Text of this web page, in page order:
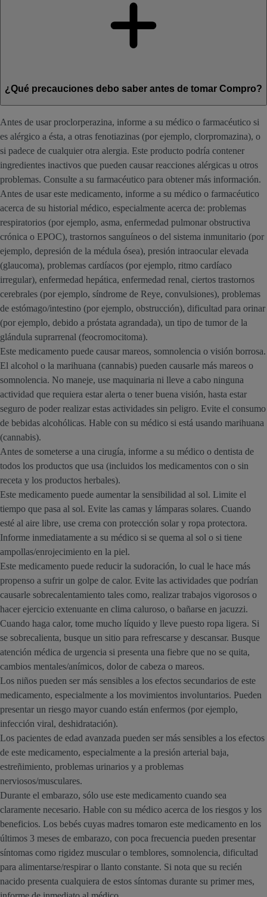
¿Qué precauciones debo saber antes de tomar Compro?
Antes de usar proclorperazina, informe a su médico o farmacéutico si
es alérgico a ésta, a otras fenotiazinas (por ejemplo, clorpromazina), o
si padece de cualquier otra alergia. Este producto podría contener
ingredientes inactivos que pueden causar reacciones alérgicas u otros
problemas. Consulte a su farmacéutico para obtener más información.
Antes de usar este medicamento, informe a su médico o farmacéutico
acerca de su historial médico, especialmente acerca de: problemas
respiratorios (por ejemplo, asma, enfermedad pulmonar obstructiva
crónica o EPOC), trastornos sanguíneos o del sistema inmunitario (por
ejemplo, depresión de la médula ósea), presión intraocular elevada
(glaucoma), problemas cardíacos (por ejemplo, ritmo cardíaco
irregular), enfermedad hepática, enfermedad renal, ciertos trastornos
cerebrales (por ejemplo, síndrome de Reye, convulsiones), problemas
de estómago/intestino (por ejemplo, obstrucción), dificultad para orinar
(por ejemplo, debido a próstata agrandada), un tipo de tumor de la
glándula suprarrenal (feocromocitoma).
Este medicamento puede causar mareos, somnolencia o visión borrosa.
El alcohol o la marihuana (cannabis) pueden causarle más mareos o
somnolencia. No maneje, use maquinaria ni lleve a cabo ninguna
actividad que requiera estar alerta o tener buena visión, hasta estar
seguro de poder realizar estas actividades sin peligro. Evite el consumo
de bebidas alcohólicas. Hable con su médico si está usando marihuana
(cannabis).
Antes de someterse a una cirugía, informe a su médico o dentista de
todos los productos que usa (incluidos los medicamentos con o sin
receta y los productos herbales).
Este medicamento puede aumentar la sensibilidad al sol. Limite el
tiempo que pasa al sol. Evite las camas y lámparas solares. Cuando
esté al aire libre, use crema con protección solar y ropa protectora.
Informe inmediatamente a su médico si se quema al sol o si tiene
ampollas/enrojecimiento en la piel.
Este medicamento puede reducir la sudoración, lo cual le hace más
propenso a sufrir un golpe de calor. Evite las actividades que podrían
causarle sobrecalentamiento tales como, realizar trabajos vigorosos o
hacer ejercicio extenuante en clima caluroso, o bañarse en jacuzzi.
Cuando haga calor, tome mucho líquido y lleve puesto ropa ligera. Si
se sobrecalienta, busque un sitio para refrescarse y descansar. Busque
atención médica de urgencia si presenta una fiebre que no se quita,
cambios mentales/anímicos, dolor de cabeza o mareos.
Los niños pueden ser más sensibles a los efectos secundarios de este
medicamento, especialmente a los movimientos involuntarios. Pueden
presentar un riesgo mayor cuando están enfermos (por ejemplo,
infección viral, deshidratación).
Los pacientes de edad avanzada pueden ser más sensibles a los efectos
de este medicamento, especialmente a la presión arterial baja,
estreñimiento, problemas urinarios y a problemas
nerviosos/musculares.
Durante el embarazo, sólo use este medicamento cuando sea
claramente necesario. Hable con su médico acerca de los riesgos y los
beneficios. Los bebés cuyas madres tomaron este medicamento en los
últimos 3 meses de embarazo, con poca frecuencia pueden presentar
síntomas como rigidez muscular o temblores, somnolencia, dificultad
para alimentarse/respirar o llanto constante. Si nota que su recién
nacido presenta cualquiera de estos síntomas durante su primer mes,